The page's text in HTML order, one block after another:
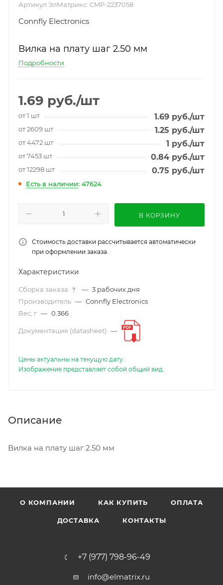
Артикул ЭлМатрикс: CMP-2237058
Connfly Electronics
Вилка на плату шаг 2.50 мм
Подробности
1.69 руб./шт
от 1 шт 1.69 руб./шт
от 2609 шт 1.25 руб./шт
от 4472 шт 1 руб./шт
от 7453 шт 0.84 руб./шт
от 12298 шт 0.75 руб./шт
Есть в наличии: 47624
В КОРЗИНУ
Стоимость доставки рассчитывается автоматически
при оформлении заказа.
Характеристики
Сборка заказа ? — 3 рабочих дня
Производитель — Connfly Electronics
Вес, г — 0.366
Документация (datasheet) —
Цены актуальны на текущую дату.
Изображение представляет собой общий вид.
Описание
Вилка на плату шаг 2.50 мм
О КОМПАНИИ КАК КУПИТЬ ОПЛАТА
ДОСТАВКА КОНТАКТЫ
+7 (977) 798-96-49
info@elmatrix.ru